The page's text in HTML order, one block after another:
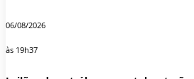
06/08/2026
às 19h37